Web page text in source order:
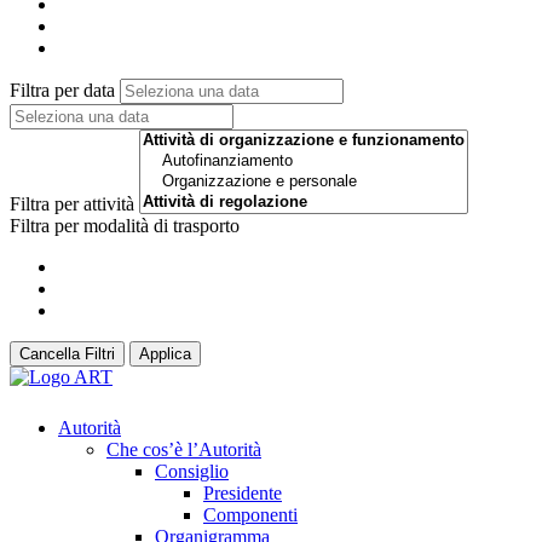
Filtra per data
Filtra per attività
Filtra per modalità di trasporto
Cancella Filtri Applica
Autorità
Che cos’è l’Autorità
Consiglio
Presidente
Componenti
Organigramma